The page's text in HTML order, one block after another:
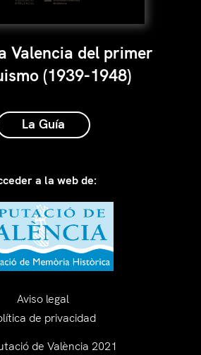
Valencia del primer
(1939-1948)
La Guía
a la web de:
Aviso legal
de privacidad
de València 2021